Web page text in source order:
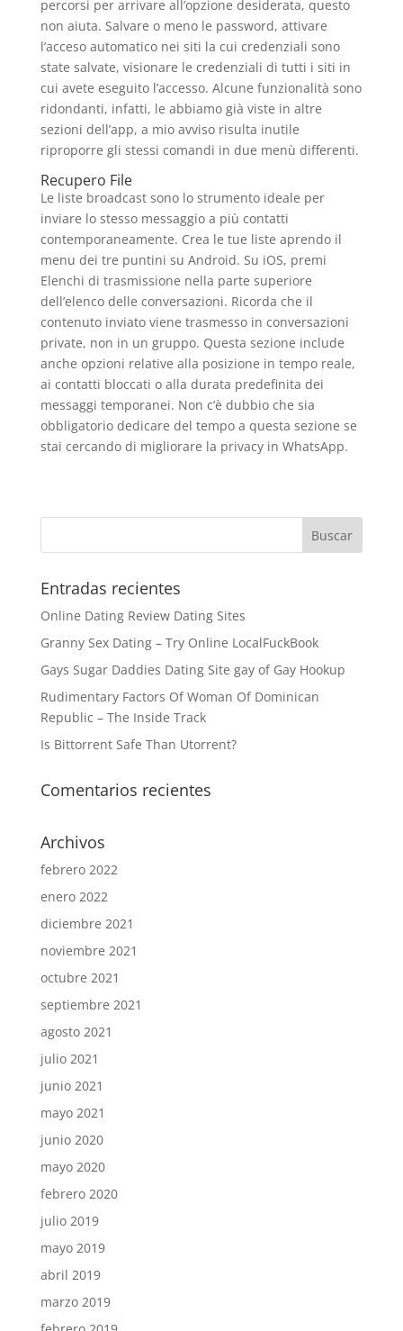
percorsi per arrivare all’opzione desiderata, questo
non aiuta. Salvare o meno le password, attivare
l’acceso automatico nei siti la cui credenziali sono
state salvate, visionare le credenziali di tutti i siti in
cui avete eseguito l’accesso. Alcune funzionalità sono
ridondanti, infatti, le abbiamo già viste in altre
sezioni dell’app, a mio avviso risulta inutile
riproporre gli stessi comandi in due menù differenti.
Recupero File
Le liste broadcast sono lo strumento ideale per
inviare lo stesso messaggio a più contatti
contemporaneamente. Crea le tue liste aprendo il
menu dei tre puntini su Android. Su iOS, premi
Elenchi di trasmissione nella parte superiore
dell’elenco delle conversazioni. Ricorda che il
contenuto inviato viene trasmesso in conversazioni
private, non in un gruppo. Questa sezione include
anche opzioni relative alla posizione in tempo reale,
ai contatti bloccati o alla durata predefinita dei
messaggi temporanei. Non c’è dubbio che sia
obbligatorio dedicare del tempo a questa sezione se
stai cercando di migliorare la privacy in WhatsApp.
Entradas recientes
Online Dating Review Dating Sites
Granny Sex Dating – Try Online LocalFuckBook
Gays Sugar Daddies Dating Site gay of Gay Hookup
Rudimentary Factors Of Woman Of Dominican
Republic – The Inside Track
Is Bittorrent Safe Than Utorrent?
Comentarios recientes
Archivos
febrero 2022
enero 2022
diciembre 2021
noviembre 2021
octubre 2021
septiembre 2021
agosto 2021
julio 2021
junio 2021
mayo 2021
junio 2020
mayo 2020
febrero 2020
julio 2019
mayo 2019
abril 2019
marzo 2019